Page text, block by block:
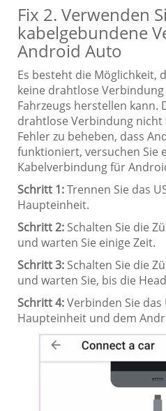
Fix 2. Verwenden
kabelgebundene
Android Auto
Es besteht die Möglichkeit,
keine drahtlose
Fahrzeugs herstellen kann.
drahtlose Verbindung
Fehler zu beheben, dass
funktioniert, versuchen Sie
Kabelverbindung für
Schritt 1:Trennen Sie das
Haupteinheit.
Schritt 2: Schalten Sie die
und warten Sie einige Zeit.
Schritt 3: Schalten Sie die
und warten Sie, bis die
Schritt 4:Verbinden Sie
Haupteinheit und dem